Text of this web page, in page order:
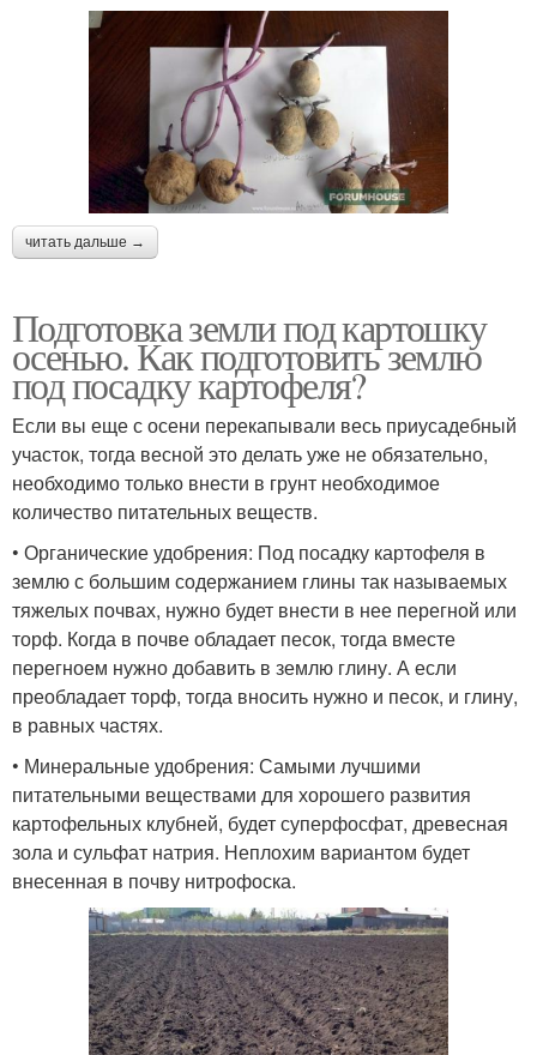
читать дальше →
Подготовка земли под картошку
осенью. Как подготовить землю
под посадку картофеля?
Если вы еще с осени перекапывали весь приусадебный
участок, тогда весной это делать уже не обязательно,
необходимо только внести в грунт необходимое
количество питательных веществ.
• Органические удобрения: Под посадку картофеля в
землю с большим содержанием глины так называемых
тяжелых почвах, нужно будет внести в нее перегной или
торф. Когда в почве обладает песок, тогда вместе
перегноем нужно добавить в землю глину. А если
преобладает торф, тогда вносить нужно и песок, и глину,
в равных частях.
• Минеральные удобрения: Самыми лучшими
питательными веществами для хорошего развития
картофельных клубней, будет суперфосфат, древесная
зола и сульфат натрия. Неплохим вариантом будет
внесенная в почву нитрофоска.